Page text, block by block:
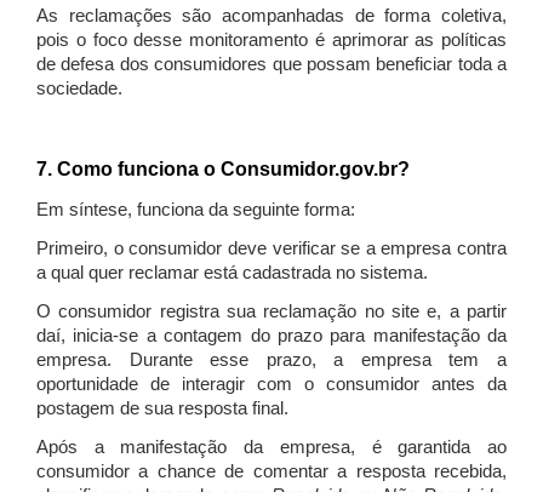
As reclamações são acompanhadas de forma coletiva,
pois o foco desse monitoramento é aprimorar as políticas
de defesa dos consumidores que possam beneficiar toda a
sociedade.
7. Como funciona o Consumidor.gov.br?
Em síntese, funciona da seguinte forma:
Primeiro, o consumidor deve verificar se a empresa contra
a qual quer reclamar está cadastrada no sistema.
O consumidor registra sua reclamação no site e, a partir
daí, inicia-se a contagem do prazo para manifestação da
empresa. Durante esse prazo, a empresa tem a
oportunidade de interagir com o consumidor antes da
postagem de sua resposta final.
Após a manifestação da empresa, é garantida ao
consumidor a chance de comentar a resposta recebida,